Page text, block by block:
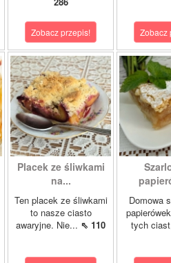
Zobacz przepis! Zobacz
Placek ze śliwkami
na...
Ten placek ze śliwkami
to nasze ciasto
awaryjne. Nie... ⇖ 110
Domowa
tych